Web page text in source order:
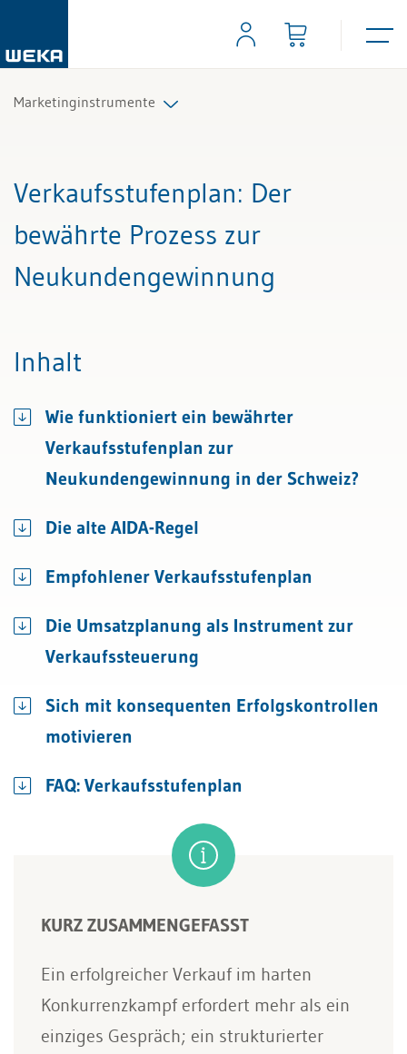
Marketinginstrumente
Alle Fachexperten
Verkaufsstufenplan: Der
bewährte Prozess zur
Neukundengewinnung
Inhalt
Wie funktioniert ein bewährter
Verkaufsstufenplan zur
Neukundengewinnung in der Schweiz?
Die alte AIDA-Regel
Empfohlener Verkaufsstufenplan
Die Umsatzplanung als Instrument zur
Verkaufssteuerung
Sich mit konsequenten Erfolgskontrollen
motivieren
FAQ: Verkaufsstufenplan
KURZ ZUSAMMENGEFASST
Ein erfolgreicher Verkauf im harten
Konkurrenzkampf erfordert mehr als ein
einziges Gespräch; ein strukturierter